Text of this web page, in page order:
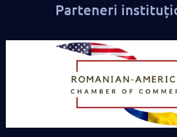
Parteneri